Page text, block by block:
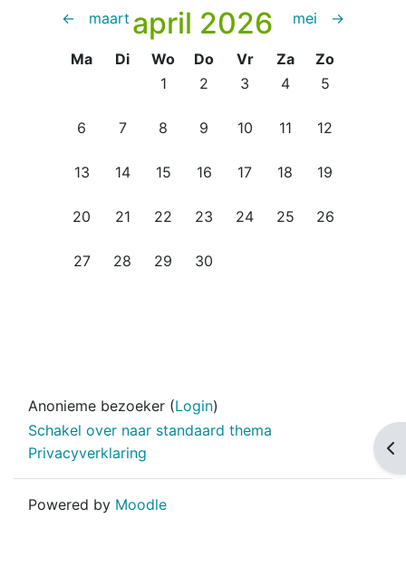
← maart april 2026 mei →
Maandag
Ma Dinsdag
Di Woensdag
Wo Donderdag
Do Vrijdag
Vr Zaterdag
Za Zondag
Zo
Geen evenementen, woensdag 1 april
1 Geen evenementen,
2 Geen evenementen,
3 Geen
4 Geen
5
Geen evenementen, maandag 6 april
6 Geen evenementen, dinsdag 7 april
7 Geen evenementen, woensdag 8 april
8 Geen evenementen,
9 Geen evenementen,
10 Geen
11 Geen
12
Geen evenementen, maandag 13 april
13 Geen evenementen, dinsdag 14 april
14 Geen evenementen, woensdag 15
15 Geen evenementen,
16 Geen evenementen,
17 Geen
18 Geen
19
Geen evenementen, maandag 20 april
20 Geen evenementen, dinsdag 21 april
21 Geen evenementen, woensdag 22
22 Geen evenementen,
23 Geen evenementen,
24 Geen
25 Geen
26
Geen evenementen, maandag 27 april
27 Geen evenementen, dinsdag 28 april
28 Geen evenementen, woensdag 29
29 Geen evenementen,
30
Anonieme bezoeker (Login)
Schakel over naar standaard thema
Privacyverklaring
Powered by Moodle